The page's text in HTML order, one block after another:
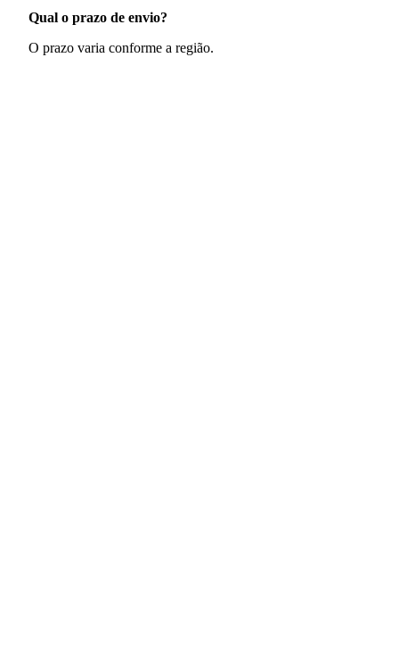
Qual o prazo de envio?
O prazo varia conforme a região.